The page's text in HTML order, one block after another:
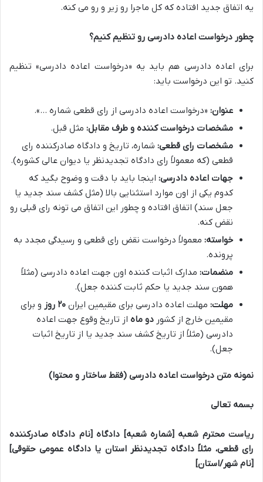
یه اتفاق جدید افتاده که کل ماجرا رو زیر و رو می کنه.
چطور درخواست اعاده دادرسی رو تنظیم کنیم؟
برای اعاده دادرسی هم باید یه «درخواست اعاده دادرسی» تنظیم
کنید. تو این درخواست باید:
عنوان: «درخواست اعاده دادرسی از رای قطعی شماره …».
مشخصات درخواست کننده و طرف مقابل: مثل قبل.
مشخصات رای قطعی: شماره، تاریخ و دادگاه صادرکننده رای
قطعی (که معمولاً رای دادگاه تجدیدنظر یا دیوان عالی کشوره).
جهات اعاده دادرسی: اینجا باید با دقت و وضوح بگید که
کدوم یکی از اون موارد استثنایی بالا (مثل کشف سند جدید یا
جعل سند) اتفاق افتاده و چطور این اتفاق می تونه رای قبلی رو
نقض کنه.
خواسته: معمولاً درخواست نقض رای قطعی و رسیدگی مجدد به
پرونده.
منضمات: مدارک اثبات کننده اون جهت اعاده دادرسی (مثلاً
همون سند جدید یا حکم ثابت کننده جعل).
مهلت: مهلت اعاده دادرسی برای مقیمین ایران ۲۰ روز
و برای
مقیمین خارج از کشور دو ماه از تاریخ وقوع جهت اعاده
دادرسی (مثلاً از تاریخ کشف سند جدید یا از تاریخ اثبات
جعل).
نمونه متن درخواست اعاده دادرسی (فقط ساختار و محتوا)
بسمه تعالی
ریاست محترم شعبه [شماره شعبه] دادگاه [نام دادگاه صادرکننده
رای قطعی، مثلاً دادگاه تجدیدنظر استان یا دادگاه عمومی حقوقی]
[نام شهر/استان]